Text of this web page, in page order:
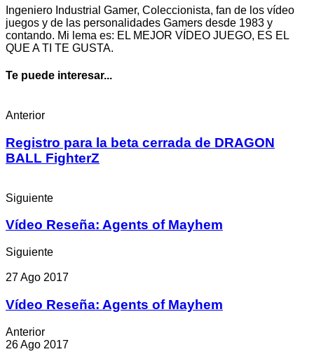
Ingeniero Industrial Gamer, Coleccionista, fan de los vídeo
juegos y de las personalidades Gamers desde 1983 y
contando. Mi lema es: EL MEJOR VÍDEO JUEGO, ES EL
QUE A TI TE GUSTA.
Te puede interesar...
Anterior
Registro para la beta cerrada de DRAGON
BALL FighterZ
Siguiente
Vídeo Reseña: Agents of Mayhem
Siguiente
27 Ago 2017
Vídeo Reseña: Agents of Mayhem
Anterior
26 Ago 2017